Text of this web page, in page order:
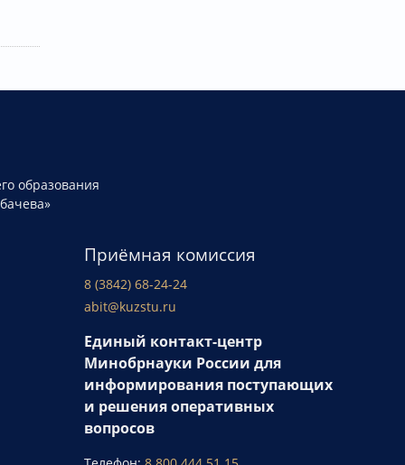
образования
Приёмная комиссия
8 (3842) 68-24-24
abit@kuzstu.ru
Единый контакт-центр
Минобрнауки России для
информирования поступающих
и решения оперативных
вопросов